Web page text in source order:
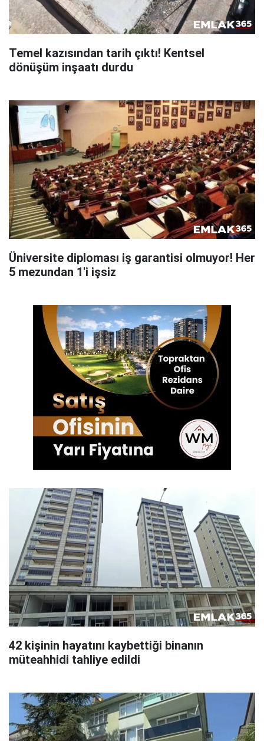
Temel kazısından tarih çıktı! Kentsel
dönüşüm inşaatı durdu
Üniversite diploması iş garantisi olmuyor! Her
5 mezundan 1'i işsiz
42 kişinin hayatını kaybettiği binanın
müteahhidi tahliye edildi